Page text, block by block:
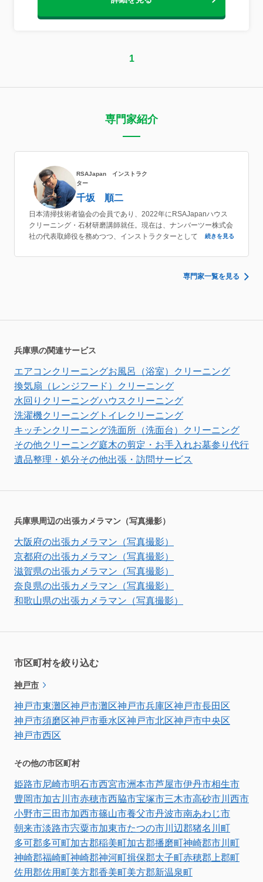
1
専門家紹介
RSAJapan インストラク
ター
千坂 順二
日本清掃技術者協会の会員であり、2022年にRSAJapanハウス
クリーニング・石材研磨講師就任。現在は、ナンバーツー株式会
社の代表取締役を務めつつ、インストラクターとしても活躍して
続きを見る
専門家一覧を見る
兵庫県の関連サービス
エアコンクリーニングお風呂（浴室）クリーニング
換気扇（レンジフード）クリーニング
水回りクリーニングハウスクリーニング
洗濯機クリーニング トイレクリーニング
キッチンクリーニング洗面所（洗面台）クリーニング
その他クリーニング庭木の剪定・お手入れお墓参り代行
遺品整理・処分その他出張・訪問サービス
兵庫県周辺の出張カメラマン（写真撮影）
大阪府の出張カメラマン（写真撮影）
京都府の出張カメラマン（写真撮影）
滋賀県の出張カメラマン（写真撮影）
奈良県の出張カメラマン（写真撮影）
和歌山県の出張カメラマン（写真撮影）
市区町村を絞り込む
神戸市
神戸市東灘区神戸市灘区神戸市兵庫区神戸市長田区
神戸市須磨区神戸市垂水区神戸市北区神戸市中央区
神戸市西区
その他の市区町村
姫路市尼崎市明石市西宮市洲本市芦屋市伊丹市相生市
豊岡市加古川市赤穂市西脇市宝塚市三木市高砂市川西市
小野市三田市加西市篠山市養父市丹波市南あわじ市
朝来市淡路市宍粟市加東市たつの市川辺郡猪名川町
多可郡多可町加古郡稲美町加古郡播磨町神崎郡市川町
神崎郡福崎町神崎郡神河町揖保郡太子町赤穂郡上郡町
佐用郡佐用町美方郡香美町美方郡新温泉町